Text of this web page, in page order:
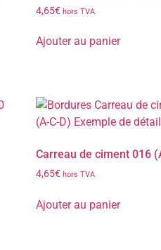
4,65€ hors TVA
Ajouter au panier
Carreau de ciment 016
4,65€ hors TVA
Ajouter au panier